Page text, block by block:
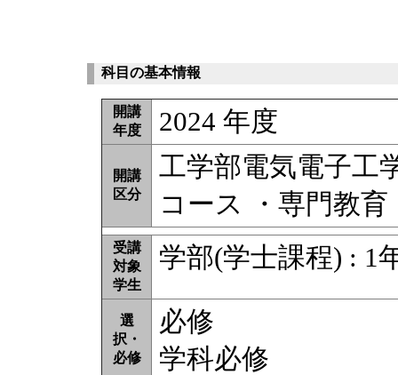
科目の基本情報
開講
年度
2024 年度
開講
区分
工学部電気電子工
コース ・専門教育
受講
対象
学生
学部(学士課程) : 1
選
択・
必修
必修
学科必修